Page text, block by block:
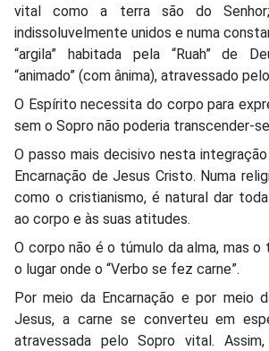
vital como a terra são do
indissoluvelmente unidos e numa
“argila” habitada pela “Ruah” de
“animado” (com ânima), atravessado
O Espírito necessita do corpo para
sem o Sopro não poderia transcender-
O passo mais decisivo nesta
Encarnação de Jesus Cristo. Numa
como o cristianismo, é natural dar
ao corpo e às suas atitudes.
O corpo não é o túmulo da alma, mas
o lugar onde o “Verbo se fez carne”.
Por meio da Encarnação e por meio
Jesus, a carne se converteu em
atravessada pelo Sopro vital.